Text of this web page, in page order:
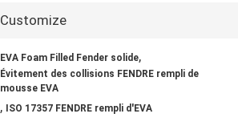
Customize
EVA Foam Filled Fender solide,
Évitement des collisions FENDRE rempli de
mousse EVA
, ISO 17357 FENDRE rempli d'EVA